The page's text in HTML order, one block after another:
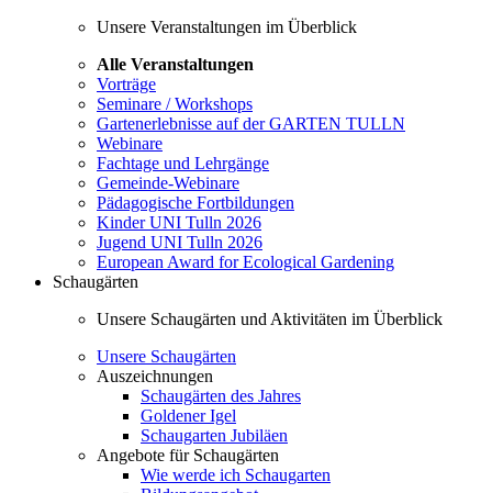
Unsere Veranstaltungen im Überblick
Alle Veranstaltungen
Vorträge
Seminare / Workshops
Gartenerlebnisse auf der GARTEN TULLN
Webinare
Fachtage und Lehrgänge
Gemeinde-Webinare
Pädagogische Fortbildungen
Kinder UNI Tulln 2026
Jugend UNI Tulln 2026
European Award for Ecological Gardening
Schaugärten
Unsere Schaugärten und Aktivitäten im Überblick
Unsere Schaugärten
Auszeichnungen
Schaugärten des Jahres
Goldener Igel
Schaugarten Jubiläen
Angebote für Schaugärten
Wie werde ich Schaugarten